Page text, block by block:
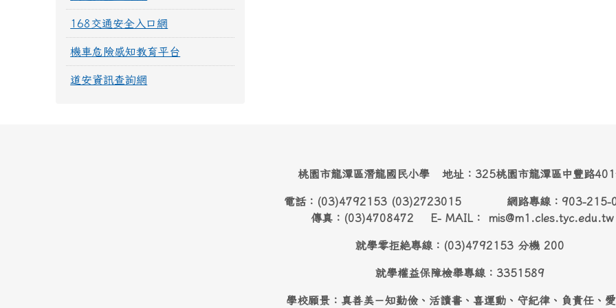
168交通安全入口網
機車危險感知教育平台
道安資訊查詢網
桃園市龍潭區潛龍國民小學 地址：325桃園市龍潭區中豐路
電話：(03)4792153 (03)2723015 網路專線：903-215-
傳真：(03)4708472 E- MAIL： mis@m1.cles.tyc.edu.tw
就學零拒絶專線：(03)4792153 分機 200
就學權益保障檢舉專線：3351589
學校願景：真善美－知勤儉、活讀書、喜運動、守紀律、負責任、